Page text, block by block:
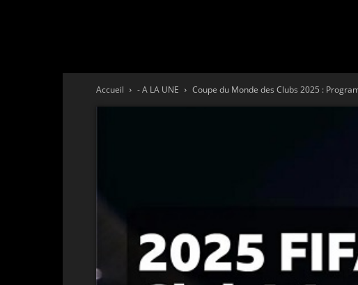
Accueil - A LA UNE Coupe du Monde des Clubs 2025 :